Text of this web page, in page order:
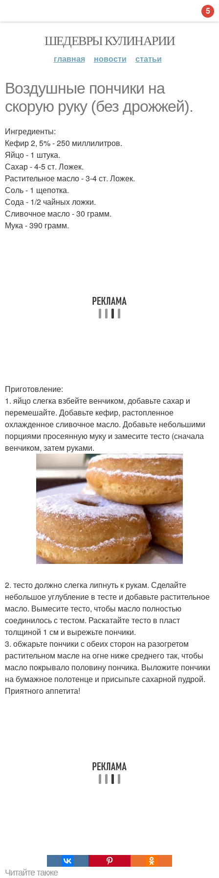
ШЕДЕВРЫ КУЛИНАРИИ
главная новости статьи
Воздушные пончики на
скорую руку (без дрожжей).
Ингредиенты:
Кефир 2, 5% - 250 миллилитров.
Яйцо - 1 штука.
Сахар - 4-5 ст. Ложек.
Растительное масло - 3-4 ст. Ложек.
Соль - 1 щепотка.
Сода - 1/2 чайных ложки.
Сливочное масло - 30 грамм.
Мука - 390 грамм.
Приготовление:
1. яйцо слегка взбейте венчиком, добавьте сахар и
перемешайте. Добавьте кефир, растопленное
охлажденное сливочное масло. Добавьте небольшими
порциями просеянную муку и замесите тесто (сначала
венчиком, затем руками.
2. тесто должно слегка липнуть к рукам. Сделайте
небольшое углубление в тесте и добавьте растительное
масло. Вымесите тесто, чтобы масло полностью
соединилось с тестом. Раскатайте тесто в пласт
толщиной 1 см и вырежьте пончики.
3. обжарьте пончики с обеих сторон на разогретом
растительном масле на огне ниже среднего так, чтобы
масло покрывало половину пончика. Выложите пончики
на бумажное полотенце и присыпьте сахарной пудрой.
Приятного аппетита!
Читайте также
5